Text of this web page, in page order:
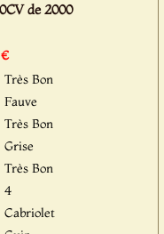
de 2000
Très Bon
Fauve
Très Bon
Grise
Très Bon
4
Cabriolet